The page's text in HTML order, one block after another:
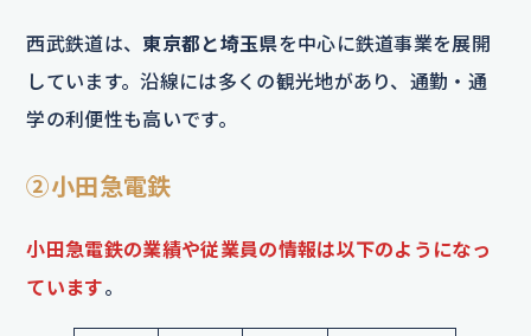
西武鉄道は、 東京都と埼玉県を中心に鉄道事業を展開
しています。沿線には多くの観光地があり、通勤・通
学の利便性も高いです。
②小田急電鉄
小田急電鉄の業績や従業員の情報は以下のようになっ
ています。